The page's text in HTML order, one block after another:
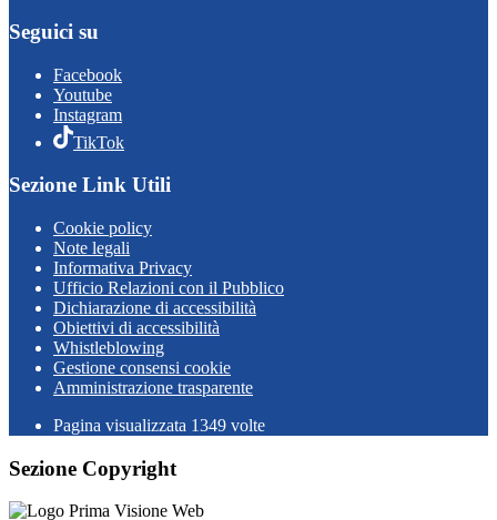
Seguici su
Facebook
Youtube
Instagram
TikTok
Sezione Link Utili
Cookie policy
Note legali
Informativa Privacy
Ufficio Relazioni con il Pubblico
Dichiarazione di accessibilità
Obiettivi di accessibilità
Whistleblowing
Gestione consensi cookie
Amministrazione trasparente
Pagina visualizzata 1349 volte
Sezione Copyright